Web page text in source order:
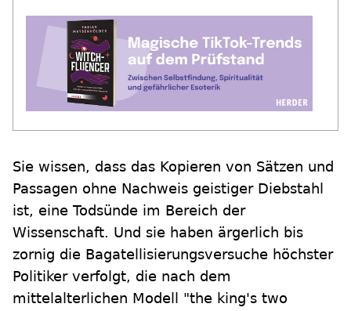
Sie wissen, dass das Kopieren von Sätzen und
Passagen ohne Nachweis geistiger Diebstahl
ist, eine Todsünde im Bereich der
Wissenschaft. Und sie haben ärgerlich bis
zornig die Bagatellisierungsversuche höchster
Politiker verfolgt, die nach dem
mittelalterlichen Modell "the king's two